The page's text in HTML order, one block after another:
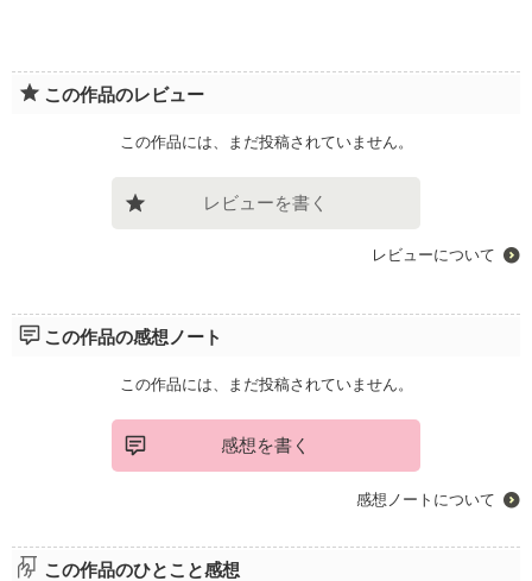
この作品のレビュー
この作品には、まだ投稿されていません。
レビューを書く
レビューについて
この作品の感想ノート
この作品には、まだ投稿されていません。
感想を書く
感想ノートについて
この作品のひとこと感想